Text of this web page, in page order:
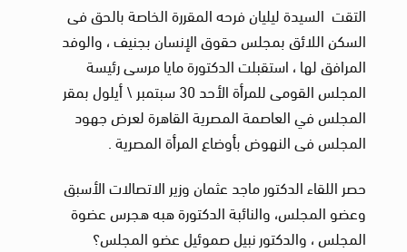
التقت السيدة ليليان فرحه المقررة الخاصة بالحق فى
السكن اللائق بمجلس حقوق الإنسان بجنيف ، والوفد
المرافق لها ، استقبلت الدكتورة مايا مرسى رئيسة
المجلس القومى للمرأة الأحد 30 سبتمبر \ أيلول بمقر
المجلس في العاصمة المصرية القاهرة لعرض جهود
المجلس فى النهوض بأوضاع المرأة المصرية .
حصر اللقاء الدكتور ماجد عثمان وزير الاتصالات الأسبق
وعضو المجلس، والنائبة الدكتورة هبه هجرس عضوة
المجلس ، والدكتور نبيل صموئيل عضو المجلس؟